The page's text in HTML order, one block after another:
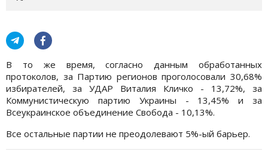
В то же время, согласно данным обработанных
протоколов, за Партию регионов проголосовали 30,68%
избирателей, за УДАР Виталия Кличко - 13,72%, за
Коммунистическую партию Украины - 13,45% и за
Всеукраинское объединение Свобода - 10,13%.
Все остальные партии не преодолевают 5%-ый барьер.